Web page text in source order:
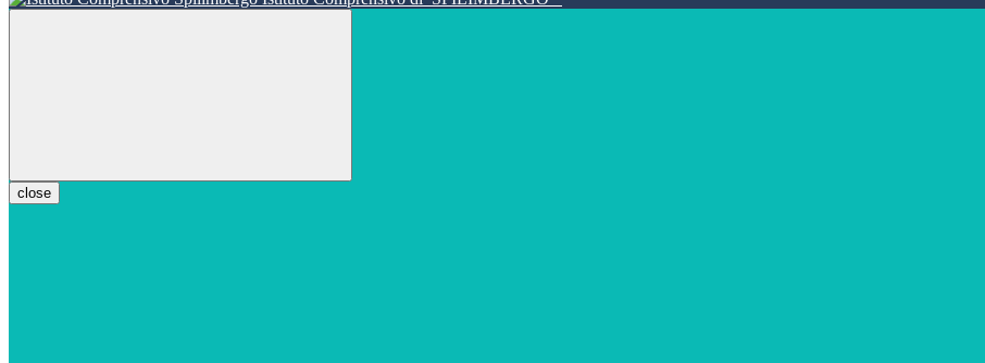
close